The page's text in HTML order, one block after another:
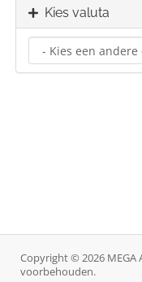
Kies valuta
Copyright © 2026 MEGA
voorbehouden.